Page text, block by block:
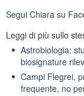
Segui Chiara su
Leggi di più sullo
Astrobiologia:
biosignature
Campi Flegrei,
frequente, no